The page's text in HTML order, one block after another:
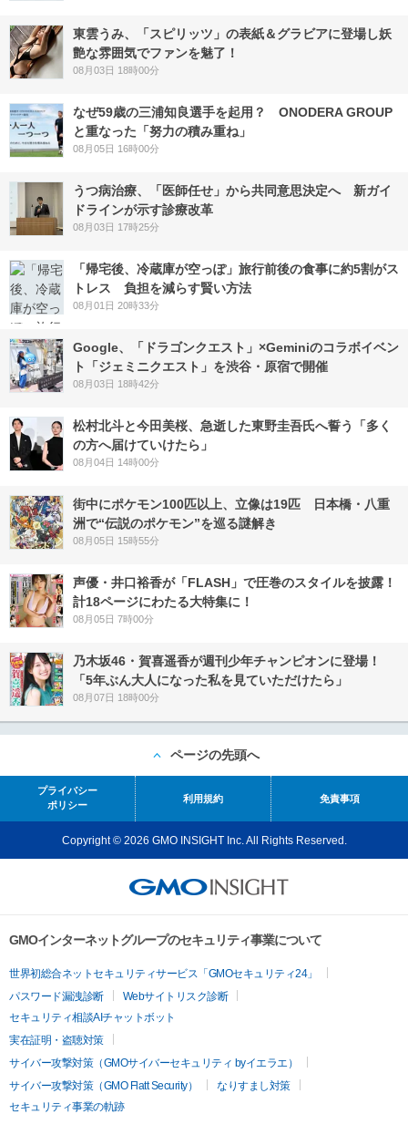
東雲うみ、「スピリッツ」の表紙＆グラビアに登場し妖
艶な雰囲気でファンを魅了！
08月03日 18時00分
なぜ59歳の三浦知良選手を起用？ ONODERA GROUP
と重なった「努力の積み重ね」
08月05日 16時00分
うつ病治療、「医師任せ」から共同意思決定へ 新ガイ
ドラインが示す診療改革
08月03日 17時25分
「帰宅後、冷蔵庫が空っぽ」旅行前後の食事に約5割がス
トレス 負担を減らす賢い方法
08月01日 20時33分
Google、「ドラゴンクエスト」×Geminiのコラボイベン
ト「ジェミニクエスト」を渋谷・原宿で開催
08月03日 18時42分
松村北斗と今田美桜、急逝した東野圭吾氏へ誓う「多く
の方へ届けていけたら」
08月04日 14時00分
街中にポケモン100匹以上、立像は19匹 日本橋・八重
洲で“伝説のポケモン”を巡る謎解き
08月05日 15時55分
声優・井口裕香が「FLASH」で圧巻のスタイルを披露！
計18ページにわたる大特集に！
08月05日 7時00分
乃木坂46・賀喜遥香が週刊少年チャンピオンに登場！
「5年ぶん大人になった私を見ていただけたら」
08月07日 18時00分
ページの先頭へ
プライバシー
ポリシー
利用規約 免責事項
Copyright © 2026 GMO INSIGHT Inc. All Rights Reserved.
GMOインターネットグループのセキュリティ事業について
世界初総合ネットセキュリティサービス「GMOセキュリティ24」
パスワード漏洩診断
Webサイトリスク診断
セキュリティ相談AIチャットボット
実在証明・盗聴対策
サイバー攻撃対策（GMOサイバーセキュリティ byイエラエ）
サイバー攻撃対策（GMO Flatt Security）
なりすまし対策
セキュリティ事業の軌跡